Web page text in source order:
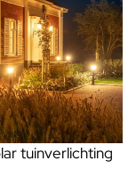
tuinverlichting